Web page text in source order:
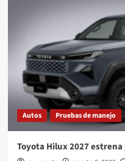
Autos Pruebas de manejo
Toyota Hilux 2027